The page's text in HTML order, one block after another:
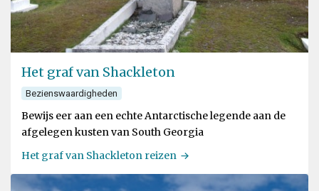
Het graf van Shackleton
Bezienswaardigheden
Bewijs eer aan een echte Antarctische legende aan de
afgelegen kusten van South Georgia
Het graf van Shackleton reizen